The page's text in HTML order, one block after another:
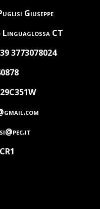
Giuseppe
CT
3773078024